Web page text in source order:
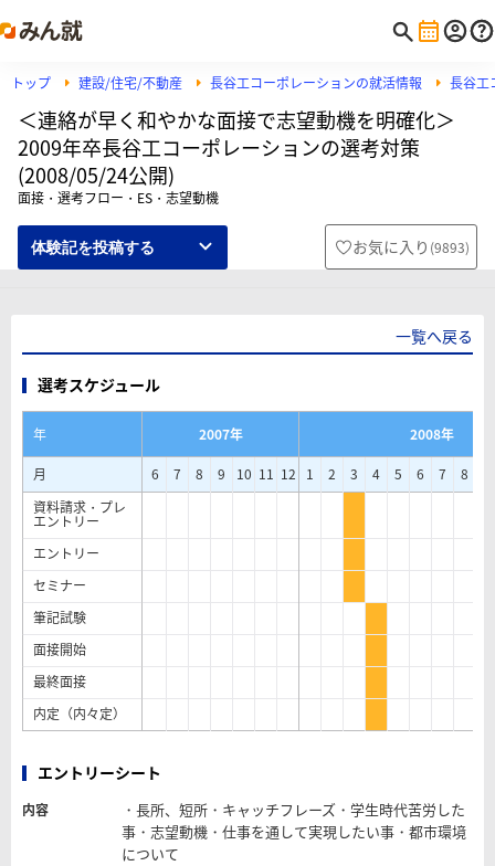
トップ 建設/住宅/不動産 長谷工コーポレーションの就活情報 長谷工
＜連絡が早く和やかな面接で志望動機を明確化＞
2009年卒長谷工コーポレーションの選考対策
(2008/05/24公開)
面接・選考フロー・ES・志望動機
体験記を投稿する お気に入り (9893)
一覧へ戻る
選考スケジュール
年 2007年
2008年
月
6 7 8 9 10 11 12 1 2 3 4 5 6 7 8
資料請求・プレ
エントリー
エントリー
セミナー
筆記試験
面接開始
最終面接
内定（内々定）
エントリーシート
内容
・長所、短所・キャッチフレーズ・学生時代苦労した
事・志望動機・仕事を通して実現したい事・都市環境
について